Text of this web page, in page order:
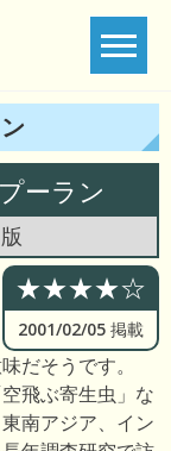
ーラン
★★★★☆
2001/02/05 掲載
だそうです。
飛ぶ寄生虫」な
南アジア、イン